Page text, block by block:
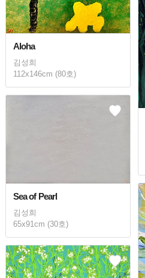
Aloha
김성희
112x146cm (80호)
Sea of Pearl
김성희
65x91cm (30호)